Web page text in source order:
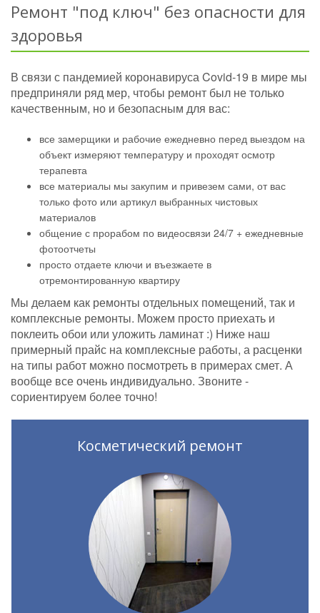
Ремонт "под ключ" без опасности для
здоровья
В связи с пандемией коронавируса Covid-19 в мире мы
предприняли ряд мер, чтобы ремонт был не только
качественным, но и безопасным для вас:
все замерщики и рабочие ежедневно перед выездом на
объект измеряют температуру и проходят осмотр
терапевта
все материалы мы закупим и привезем сами, от вас
только фото или артикул выбранных чистовых
материалов
общение с прорабом по видеосвязи 24/7 + ежедневные
фотоотчеты
просто отдаете ключи и въезжаете в
отремонтированную квартиру
Мы делаем как ремонты отдельных помещений, так и
комплексные ремонты. Можем просто приехать и
поклеить обои или уложить ламинат :) Ниже наш
примерный прайс на комплексные работы, а расценки
на типы работ можно посмотреть в примерах смет. А
вообще все очень индивидуально. Звоните -
сориентируем более точно!
Косметический ремонт